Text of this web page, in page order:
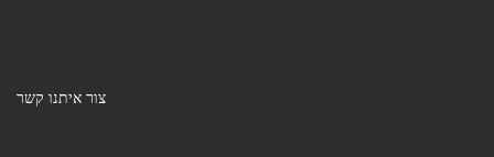
צור איתנו קשר